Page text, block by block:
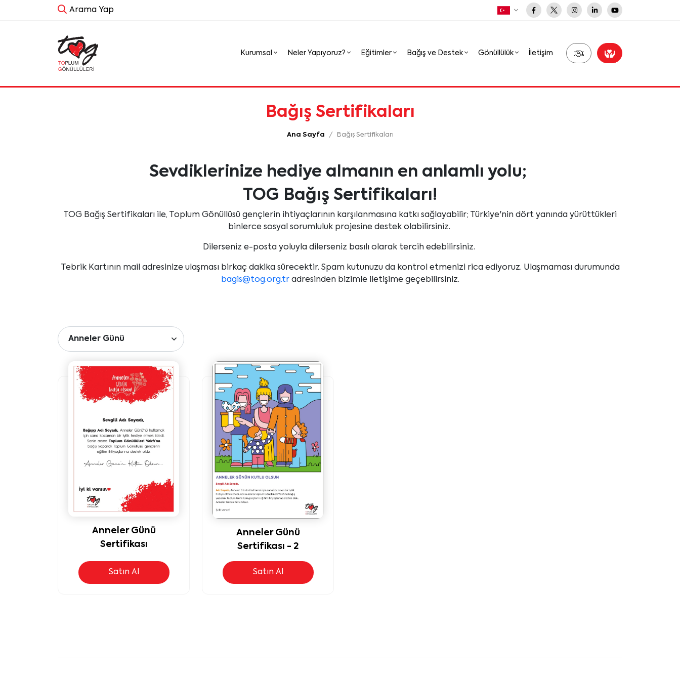
Arama Yap
Kurumsal Neler Yapıyoruz? Eğitimler Bağış ve Destek Gönüllülük İletişim
Bağış Sertifikaları
Ana Sayfa Bağış Sertifikaları
Sevdiklerinize hediye almanın en anlamlı yolu;
TOG Bağış Sertifikaları!
TOG Bağış Sertifikaları ile, Toplum Gönüllüsü gençlerin ihtiyaçlarının karşılanmasına katkı sağlayabilir; Türkiye'nin dört yanında yürüttükleri
binlerce sosyal sorumluluk projesine destek olabilirsiniz.
Dilerseniz e-posta yoluyla dilerseniz basılı olarak tercih edebilirsiniz.
Tebrik Kartının mail adresinize ulaşması birkaç dakika sürecektir. Spam kutunuzu da kontrol etmenizi rica ediyoruz. Ulaşmaması durumunda
bagis@tog.org.tradresinden bizimle iletişime geçebilirsiniz.
Anneler Günü
Sertifikası
Satın Al
Anneler Günü
Sertifikası - 2
Satın Al